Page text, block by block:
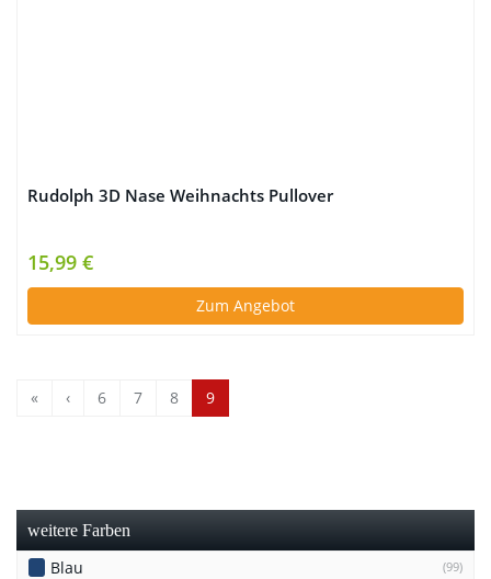
Rudolph 3D Nase Weihnachts Pullover
15,99 €
Zum Angebot
« ‹ 6 7 8 9
weitere Farben
Blau (99)